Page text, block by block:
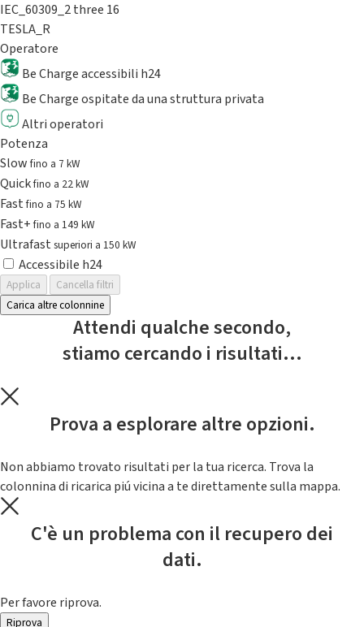
IEC_60309_2 three 16
TESLA_R
Operatore
Be Charge accessibili h24
Be Charge ospitate da una struttura privata
Altri operatori
Potenza
Slowfino a 7 kW
Quickfino a 22 kW
Fastfino a 75 kW
Fast+fino a 149 kW
Ultrafast superiori a 150 kW
Accessibile h24
Applica
Cancella filtri
Carica altre colonnine
Attendi qualche secondo,
stiamo cercando i risultati...
Prova a esplorare altre opzioni.
Non abbiamo trovato risultati per la tua ricerca. Trova la
colonnina di ricarica piú vicina a te direttamente sulla mappa.
C'è un problema con il recupero dei
dati.
Per favore riprova.
Riprova